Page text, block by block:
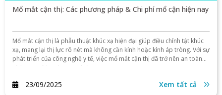
Mổ mắt cận thị: Các phương pháp & Chi phí mổ cận hiện nay
Mổ mắt cận thị là phẫu thuật khúc xạ hiện đại giúp điều chỉnh tật khúc
xạ, mang lại thị lực rõ nét mà không cần kính hoặc kính áp tròng. Với sự
phát triển của công nghệ y tế, việc mổ mắt cận thị đã trở nên an toàn
và hiệu quả hơn bao giờ hết.
23/09/2025 Xem tất cả